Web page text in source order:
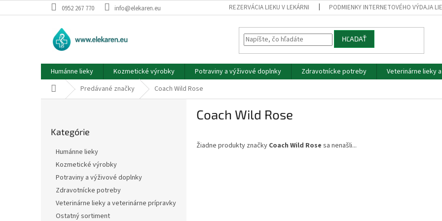
na
0952 267 770 info@elekaren.eu REZERVÁCIA LIEKU V LEKÁRNI PODMIENKY INTERNETOVÉHO VÝDAJA
HĽADAŤ
Humánne lieky Kozmetické výrobky Potraviny a výživové doplnky Zdravotnícke potreby Veterinárne lieky
DomovPredávané značky Coach Wild Rose
kategórie
Kategórie
Humánne lieky
Kozmetické výrobky
Potraviny a výživové doplnky
Zdravotnícke potreby
Veterinárne lieky a veterinárne prípravky
Ostatný sortiment
Coach Wild Rose
Žiadne produkty značky Coach Wild Rose sa nenašli...